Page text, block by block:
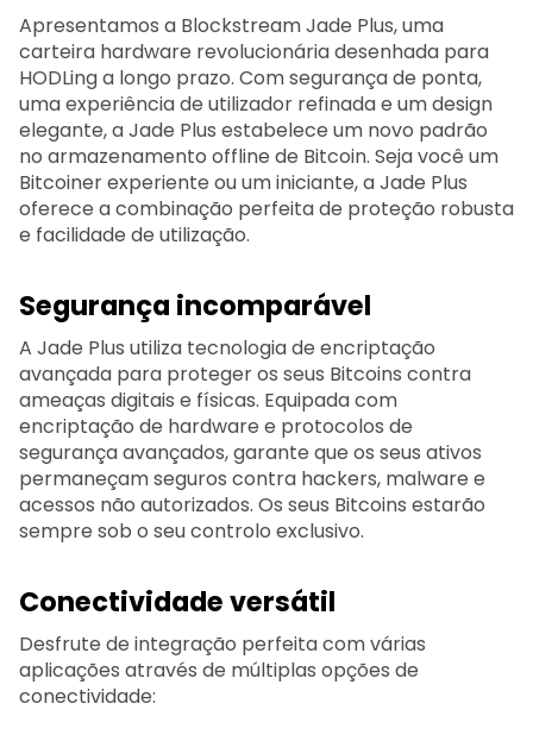
Apresentamos a Blockstream Jade Plus, uma
carteira hardware revolucionária desenhada para
HODLing a longo prazo. Com segurança de ponta,
uma experiência de utilizador refinada e um design
elegante, a Jade Plus estabelece um novo padrão
no armazenamento offline de Bitcoin. Seja você um
Bitcoiner experiente ou um iniciante, a Jade Plus
oferece a combinação perfeita de proteção robusta
e facilidade de utilização.
Segurança incomparável
A Jade Plus utiliza tecnologia de encriptação
avançada para proteger os seus Bitcoins contra
ameaças digitais e físicas. Equipada com
encriptação de hardware e protocolos de
segurança avançados, garante que os seus ativos
permaneçam seguros contra hackers, malware e
acessos não autorizados. Os seus Bitcoins estarão
sempre sob o seu controlo exclusivo.
Conectividade versátil
Desfrute de integração perfeita com várias
aplicações através de múltiplas opções de
conectividade: